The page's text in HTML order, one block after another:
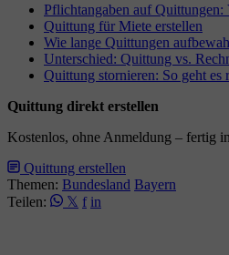
Pflichtangaben auf
Quittung für Miete erstellen
Wie lange Quittungen
Unterschied: Quittung vs.
Quittung stornieren: So geht es
Quittung direkt erstellen
Kostenlos, ohne Anmeldung – fertig
Quittung erstellen
Themen: Bundesland Bayern
Teilen:
𝕏 f in